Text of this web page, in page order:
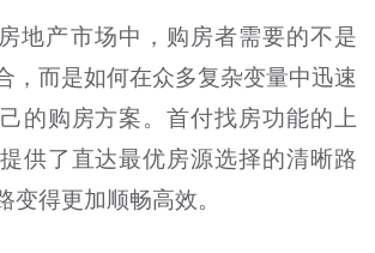
地产市场中，购房者需要的不是
，而是如何在众多复杂变量中迅速
的购房方案。首付找房功能的上
供了直达最优房源选择的清晰路
变得更加顺畅高效。